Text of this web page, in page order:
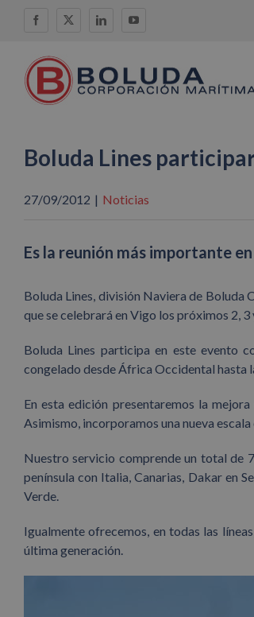
Facebook
X LinkedInYouTube
Boluda Lines
27/09/2012 | Noticias
Es la reunión más importante
Boluda Lines, división Naviera de Boluda
que se celebrará en Vigo los próximos 2,
Boluda Lines participa en este evento
congelado desde África Occidental hasta
En esta edición presentaremos la
Asimismo, incorporamos una nueva
Nuestro servicio comprende un total de
península con Italia, Canarias, Dakar en
Verde.
Igualmente ofrecemos, en todas las
última generación.